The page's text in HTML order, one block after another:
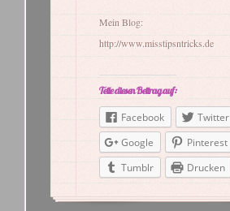
Mein Blog:
http://www.misstipsntricks.de
Teile diesen Beitrag auf:
Facebook
Twitter
Google
Pinterest
Tumblr
Drucken